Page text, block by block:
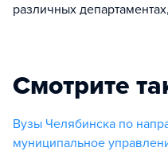
различных
Смотрите
Вузы Челябинска по
муниципальное